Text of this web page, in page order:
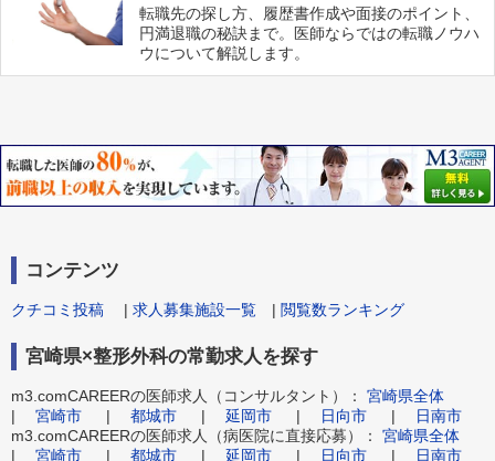
転職先の探し方、履歴書作成や面接のポイント、
円満退職の秘訣まで。医師ならではの転職ノウハ
ウについて解説します。
コンテンツ
クチコミ投稿 | 求人募集施設一覧 | 閲覧数ランキング
宮崎県×整形外科の常勤求人を探す
m3.comCAREERの医師求人（コンサルタント）： 宮崎県全体
| 宮崎市 | 都城市 | 延岡市 | 日向市 |
日南市
m3.comCAREERの医師求人（病医院に直接応募）： 宮崎県全体
| 宮崎市 | 都城市 | 延岡市 | 日向市 | 日南市